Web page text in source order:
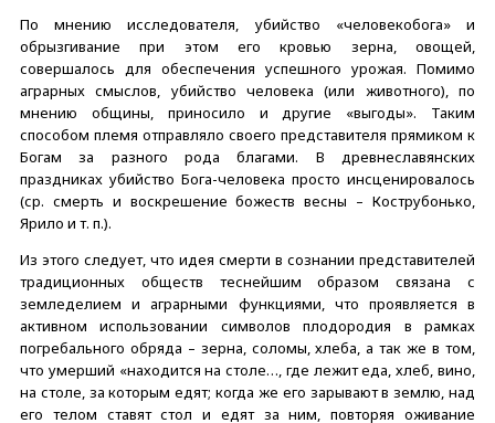
По мнению исследователя, убийство «человекобога» и
обрызгивание при этом его кровью зерна, овощей,
совершалось для обеспечения успешного урожая. Помимо
аграрных смыслов, убийство человека (или животного), по
мнению общины, приносило и другие «выгоды». Таким
способом племя отправляло своего представителя прямиком к
Богам за разного рода благами. В древнеславянских
праздниках убийство Бога-человека просто инсценировалось
(ср. смерть и воскрешение божеств весны – Кострубонько,
Ярило и т. п.).
Из этого следует, что идея смерти в сознании представителей
традиционных обществ теснейшим образом связана с
земледелием и аграрными функциями, что проявляется в
активном использовании символов плодородия в рамках
погребального обряда – зерна, соломы, хлеба, а так же в том,
что умерший «находится на столе…, где лежит еда, хлеб, вино,
на столе, за которым едят; когда же его зарывают в землю, над
его телом ставят стол и едят за ним, повторяя оживание